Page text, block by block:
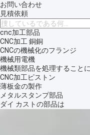
お問い合わせ
見積依頼
cnc加工部品
CNC加工 銅銅
CNCの機械化のフランジ
機械用電機
機械類部品を処理すること
CNC加工ピストン
薄板金の製作
メタルスタンプ部品
ダイ カストの部品は